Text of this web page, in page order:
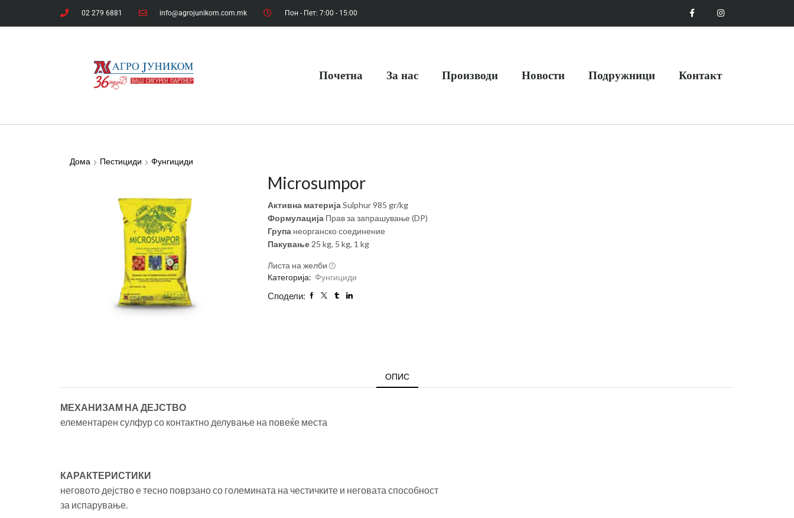
02 279 6881 info@agrojunikom.com.mk Пон - Пет: 7:00 - 15:00
Почетна За нас Производи Новости Подружници Контакт
Дома Пестициди Фунгициди
Microsumpor
Активна материјаSulphur 985 gr/kg
Формулација Прав за запрашување (DP)
Група неорганско соединение
Пакување 25 kg, 5 kg, 1 kg
Листа на желби
Категорија: Фунгициди
Сподели:
ОПИС
МЕХАНИЗАМ НА ДЕЈСТВО
елементарен сулфур со контактно делување на повеќе места
КАРАКТЕРИСТИКИ
неговото дејство е тесно поврзано со големината на честичките и неговата способност
за испарување.